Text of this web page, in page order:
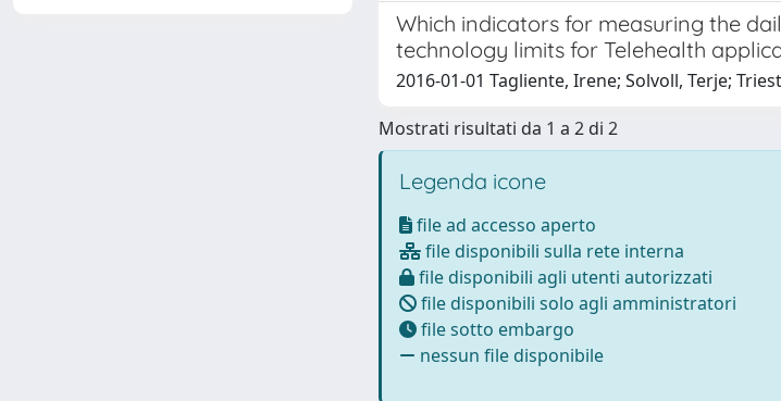
Which indicators for measuring the
technology limits for Telehealth
2016-01-01 Tagliente, Irene; Solvoll, Terje;
Mostrati risultati da 1 a 2 di 2
Legenda icone
file ad accesso aperto
file disponibili sulla rete interna
file disponibili agli utenti autorizzati
file disponibili solo agli amministratori
file sotto embargo
nessun file disponibile